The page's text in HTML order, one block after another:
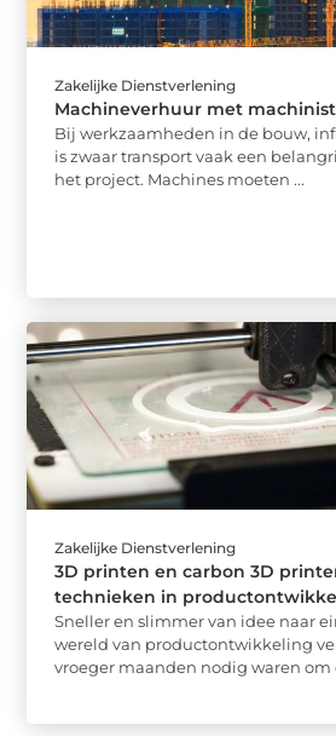
Zakelijke Dienstverlening
Machineverhuur met
Bij werkzaamheden in de bouw,
is zwaar transport vaak een
het project. Machines moeten ...
Zakelijke Dienstverlening
3D printen en carbon 3D
technieken in
Sneller en slimmer van idee naar
wereld van productontwikkeling
vroeger maanden nodig waren om